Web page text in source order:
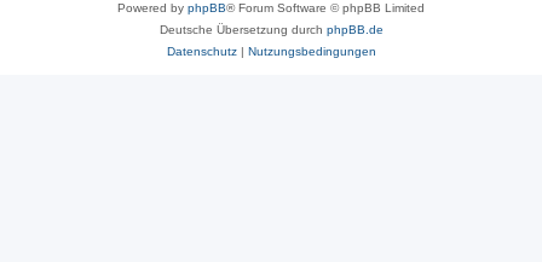
Powered by phpBB® Forum Software © phpBB Limited
Deutsche Übersetzung durch phpBB.de
Datenschutz| Nutzungsbedingungen